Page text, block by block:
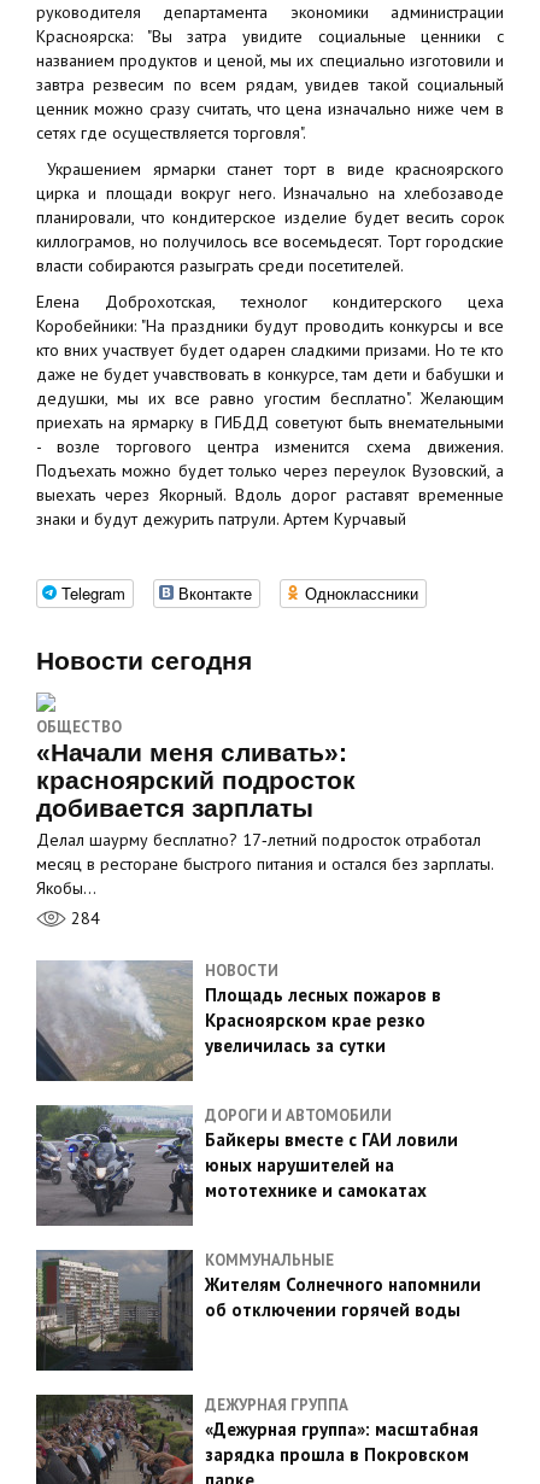
руководителя департамента экономики администрации
Красноярска: "Вы затра увидите социальные ценники с
названием продуктов и ценой, мы их специально изготовили и
завтра резвесим по всем рядам, увидев такой социальный
ценник можно сразу считать, что цена изначально ниже чем в
сетях где осуществляется торговля".
Украшением ярмарки станет торт в виде красноярского
цирка и площади вокруг него. Изначально на хлебозаводе
планировали, что кондитерское изделие будет весить сорок
киллограмов, но получилось все восемьдесят. Торт городские
власти собираются разыграть среди посетителей.
Елена Доброхотская, технолог кондитерского цеха
Коробейники: "На праздники будут проводить конкурсы и все
кто вних участвует будет одарен сладкими призами. Но те кто
даже не будет учавствовать в конкурсе, там дети и бабушки и
дедушки, мы их все равно угостим бесплатно". Желающим
приехать на ярмарку в ГИБДД советуют быть внемательными
- возле торгового центра изменится схема движения.
Подъехать можно будет только через переулок Вузовский, а
выехать через Якорный. Вдоль дорог раставят временные
знаки и будут дежурить патрули. Артем Курчавый
Telegram Вконтакте Одноклассники
Новости сегодня
ОБЩЕСТВО
«Начали меня сливать»:
красноярский подросток
добивается зарплаты
Делал шаурму бесплатно? 17‑летний подросток отработал
месяц в ресторане быстрого питания и остался без зарплаты.
Якобы…
284
НОВОСТИ
Площадь лесных пожаров в
Красноярском крае резко
увеличилась за сутки
ДОРОГИ И АВТОМОБИЛИ
Байкеры вместе с ГАИ ловили
юных нарушителей на
мототехнике и самокатах
КОММУНАЛЬНЫЕ
Жителям Солнечного напомнили
об отключении горячей воды
ДЕЖУРНАЯ ГРУППА
«Дежурная группа»: масштабная
зарядка прошла в Покровском